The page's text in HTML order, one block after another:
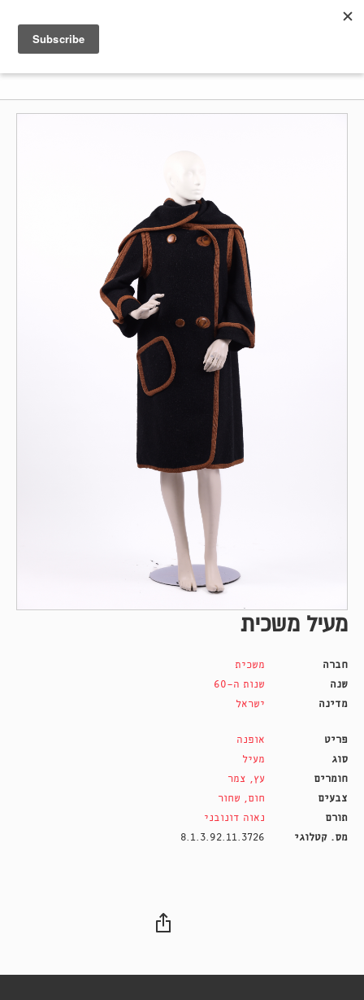
מעיל משכית
חברה
משכית
שנה
שנות ה-60
מדינה
ישראל
פריט
אופנה
סוג
מעיל
חומרים
עץ, צמר
צבעים
חום, שחור
תורם
נאוה דונובני
מס. קטלוגי
8.1.3.92.11.3726